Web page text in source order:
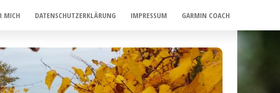
MICH DATENSCHUTZERKLÄRUNG IMPRESSUM GARMIN COACH